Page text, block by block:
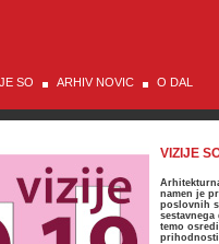
SO ARHIV NOVIC O DAL
VIZIJE
namen je
poslovnih
sestavnega
temo